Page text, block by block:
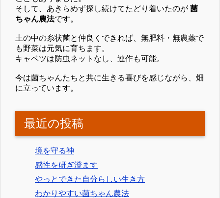
そして、あきらめず探し続けてたどり着いたのが 菌
ちゃん農法です。
土の中の糸状菌と仲良くできれば、無肥料・無農薬で
も野菜は元気に育ちます。
キャベツは防虫ネットなし、連作も可能。
今は菌ちゃんたちと共に生きる喜びを感じながら、畑
に立っています。
最近の投稿
境を守る神
感性を研ぎ澄ます
やっとできた自分らしい生き方
わかりやすい菌ちゃん農法